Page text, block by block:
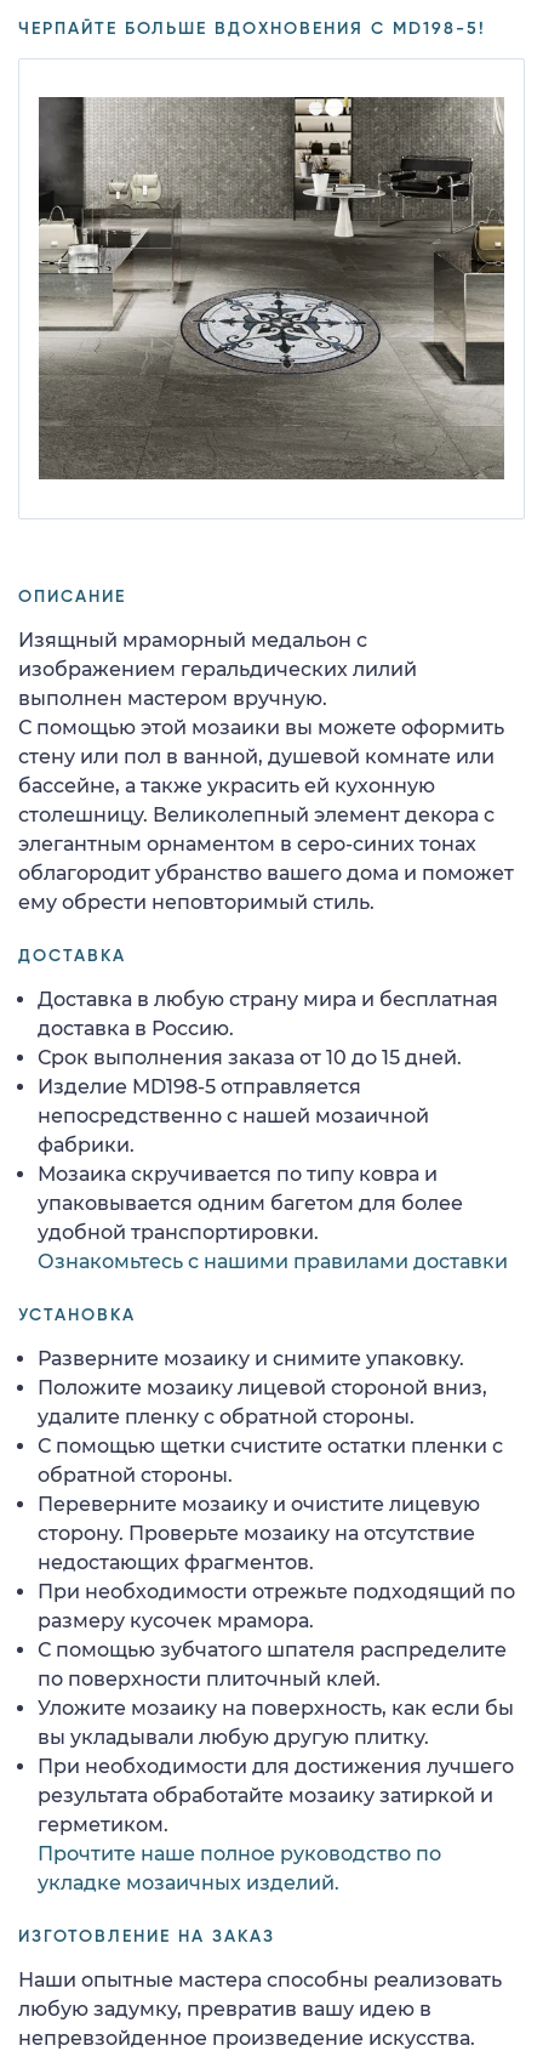
ЧЕРПАЙТЕ БОЛЬШЕ ВДОХНОВЕНИЯ С MD198-5!
ОПИСАНИЕ
Изящный мраморный медальон с
изображением геральдических лилий
выполнен мастером вручную.
С помощью этой мозаики вы можете оформить
стену или пол в ванной, душевой комнате или
бассейне, а также украсить ей кухонную
столешницу. Великолепный элемент декора с
элегантным орнаментом в серо-синих тонах
облагородит убранство вашего дома и поможет
ему обрести неповторимый стиль.
ДОСТАВКА
Доставка в любую страну мира и бесплатная
доставка в Россию.
Срок выполнения заказа от 10 до 15 дней.
Изделие MD198-5 отправляется
непосредственно с нашей мозаичной
фабрики.
Мозаика скручивается по типу ковра и
упаковывается одним багетом для более
удобной транспортировки.
Ознакомьтесь с нашими правилами доставки
УСТАНОВКА
Разверните мозаику и снимите упаковку.
Положите мозаику лицевой стороной вниз,
удалите пленку с обратной стороны.
С помощью щетки счистите остатки пленки с
обратной стороны.
Переверните мозаику и очистите лицевую
сторону. Проверьте мозаику на отсутствие
недостающих фрагментов.
При необходимости отрежьте подходящий по
размеру кусочек мрамора.
С помощью зубчатого шпателя распределите
по поверхности плиточный клей.
Уложите мозаику на поверхность, как если бы
вы укладывали любую другую плитку.
При необходимости для достижения лучшего
результата обработайте мозаику затиркой и
герметиком.
Прочтите наше полное руководство по
укладке мозаичных изделий.
ИЗГОТОВЛЕНИЕ НА ЗАКАЗ
Наши опытные мастера способны реализовать
любую задумку, превратив вашу идею в
непревзойденное произведение искусства.